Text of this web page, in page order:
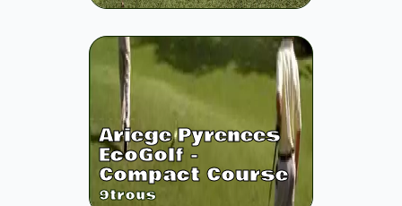
Ariege Pyrenees
EcoGolf -
Compact Course
9trous